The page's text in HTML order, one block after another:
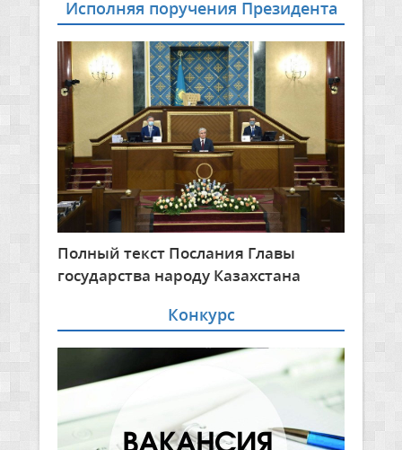
Исполняя поручения Президента
Полный текст Послания Главы
государства народу Казахстана
Конкурс